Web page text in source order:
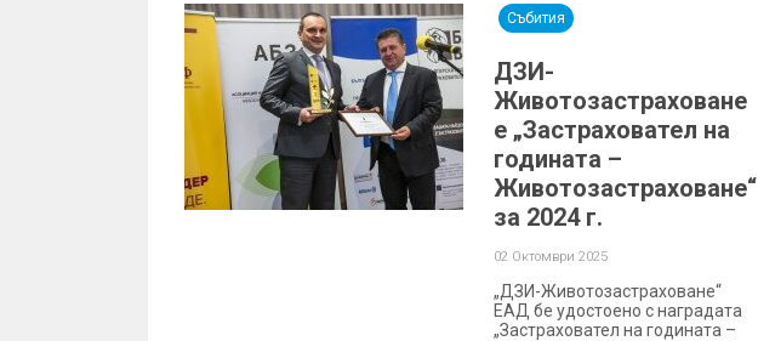
Събития
ДЗИ-
Животозастраховане
e „Застраховател на
годината –
Животозастраховане“
за 2024 г.
02 Октомври 2025
„ДЗИ-Животозастраховане“
ЕАД бе удостоено с наградата
„Застраховател на годината –